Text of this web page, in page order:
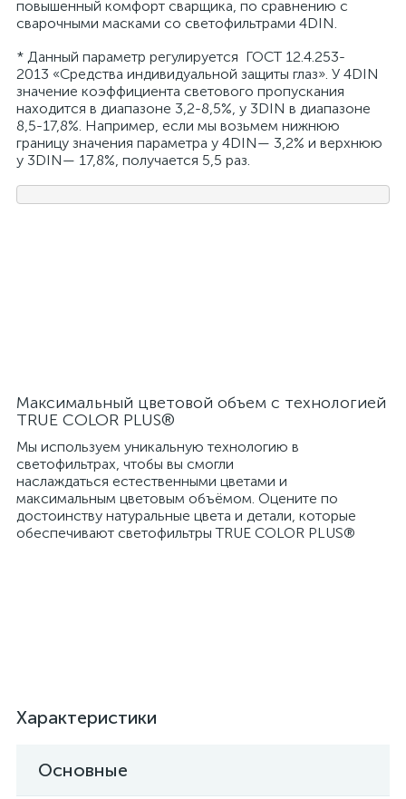
повышенный комфорт сварщика, по сравнению с
сварочными масками со светофильтрами 4DIN.
* Данный параметр регулируется ГОСТ 12.4.253-
2013 «Средства индивидуальной защиты глаз». У 4DIN
значение коэффициента светового пропускания
находится в диапазоне 3,2-8,5%, у 3DIN в диапазоне
8,5-17,8%. Например, если мы возьмем нижнюю
границу значения параметра у 4DIN— 3,2% и верхнюю
у 3DIN— 17,8%, получается 5,5 раз.
Максимальный цветовой объем с технологией
TRUE COLOR PLUS®
Мы используем уникальную технологию в
светофильтрах, чтобы вы смогли
наслаждаться естественными цветами и
максимальным цветовым объёмом. Оцените по
достоинству натуральные цвета и детали, которые
обеспечивают светофильтры TRUE COLOR PLUS®
Характеристики
Основные